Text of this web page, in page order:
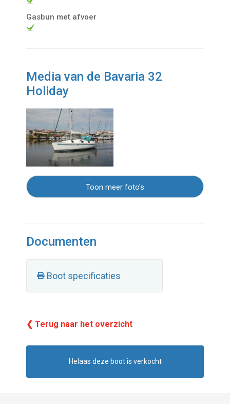
Gasbun met afvoer
Media van de Bavaria 32
Holiday
Toon meer foto's
Documenten
Boot specificaties
❮ Terug naar het overzicht
Helaas deze boot is verkocht